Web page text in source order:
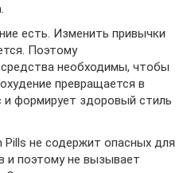
есть. Изменить привычки
Поэтому
необходимы, чтобы
превращается в
и формирует здоровый стиль
Pills не содержит опасных для
и поэтому не вызывает